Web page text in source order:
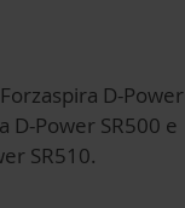
D-Power
D-Power SR500 e
SR510.